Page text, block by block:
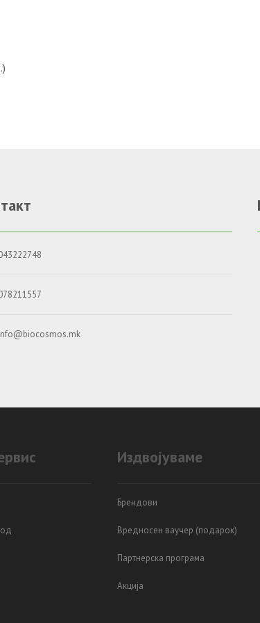
Издвојуваме
Брендови
Вредносен ваучер (подарок)
Партнерска програма
Акција